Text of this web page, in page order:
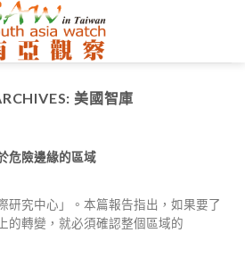
美國智庫
危險邊緣的區域
研究中心」。本篇報告指出，如果要了
的轉變，就必須確認整個區域的